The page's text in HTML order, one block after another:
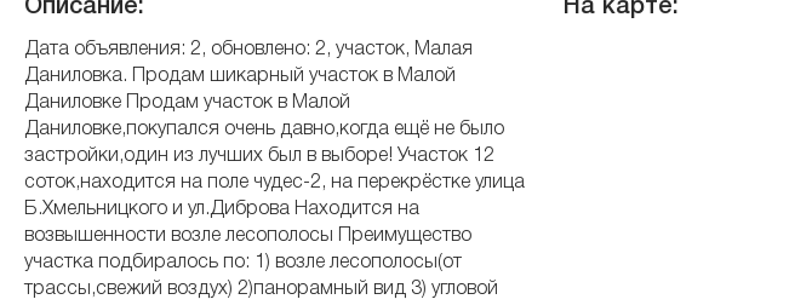
Описание:
Дата объявления: 2, обновлено: 2, участок, Малая
Даниловка. Продам шикарный участок в Малой
Даниловке Продам участок в Малой
Даниловке,покупался очень давно,когда ещё не было
застройки,один из лучших был в выборе! Участок 12
соток,находится на поле чудес-2, на перекрёстке улица
Б.Хмельницкого и ул.Диброва Находится на
возвышенности возле лесополосы Преимущество
участка подбиралось по: 1) возле лесополосы(от
трассы,свежий воздух) 2)панорамный вид 3) угловой
На карте: